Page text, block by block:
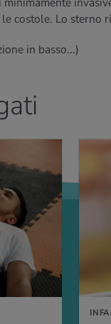
costole. Lo sterno
in basso...)
PER